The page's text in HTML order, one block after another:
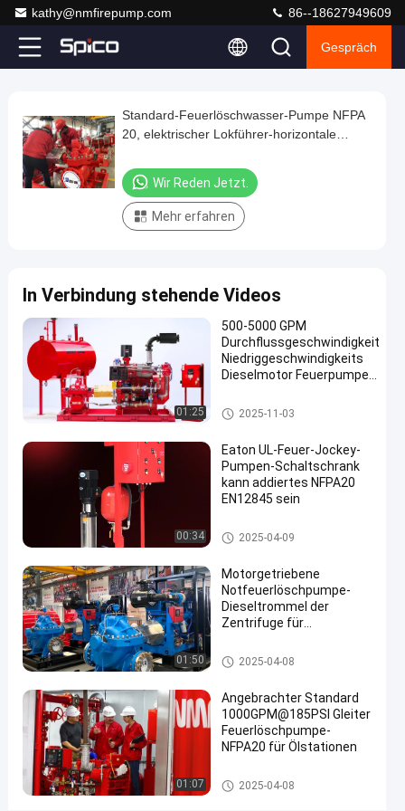
kathy@nmfirepump.com 86--18627949609
Gespräch
Play
Video
Standard-
Feuerlöschwasser-
Pumpe
NFPA
horizontale
Spalten-
Fall-
Feuerlöschpumpe
Feuerlöschpumpe-
2020-
09-04
86
Dieselwasser-
Pumpen-Satz
#
#
gefahrene
Löschwasserdieselpumpen
S
t
n
a
d
-
Standard-Feuerlöschwasser-Pumpe NFPA
20, elektrischer Lokführer-horizontale
Wir Reden Jetzt.
Mehr erfahren
In Verbindung stehende Videos
01:25
500-5000 GPM
Durchflussgeschwindigkeit
Niedriggeschwindigkeits
Dieselmotor Feuerpumpe
Wärmeaustausch und
Durchflussgeschwindigkeit
Dieselmotor-Brandpumpenfahre
r
2025-11-03
00:34
Eaton UL-Feuer-Jockey-
Pumpen-Schaltschrank
kann addiertes NFPA20
EN12845 sein
Jockeypumpe
2025-04-09
01:50
Motorgetriebene
Notfeuerlöschpumpe-
Dieseltrommel der
Zentrifuge für
Notwasserpumpe
2025-04-08
01:07
Angebrachter Standard
1000GPM@185PSI Gleiter
Feuerlöschpumpe-
NFPA20 für Ölstationen
Gleiter angebrachte Feuerlösch
pumpe
2025-04-08